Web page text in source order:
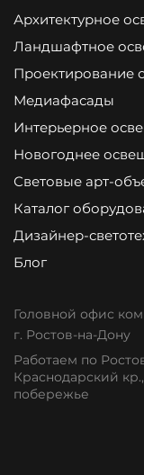
Архитектурное
Ландшафтное
Проектирование
Медиафасады
Интерьерное
Новогоднее
Световые арт-
Каталог
Дизайнер-
Блог
Головной офис
г. Ростов-на-Дону
Работаем по
Краснодарский
побережье